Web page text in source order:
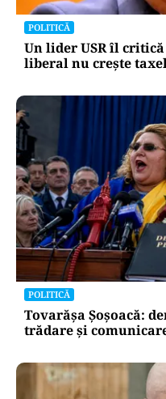
POLITICĂ
Un lider USR îl
liberal nu crește
POLITICĂ
Tovarășa Șoșoacă:
trădare și